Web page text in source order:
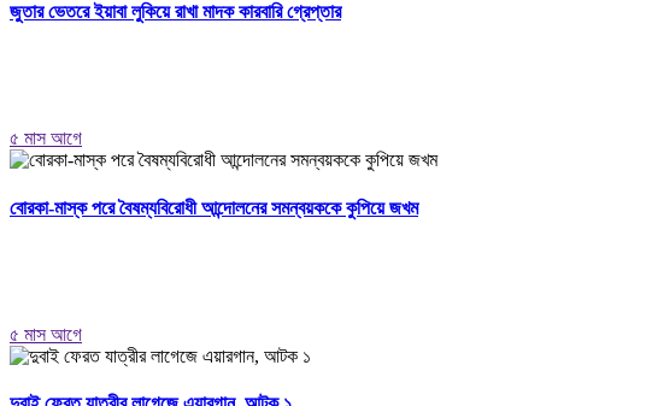
জুতার ভেতরে ইয়াবা লুকিয়ে রাখা মাদক কারবারি গ্রেপ্তার
৫ মাস আগে
বোরকা-মাস্ক পরে বৈষম্যবিরোধী আন্দোলনের সমন্বয়ককে কুপিয়ে জখম
৫ মাস আগে